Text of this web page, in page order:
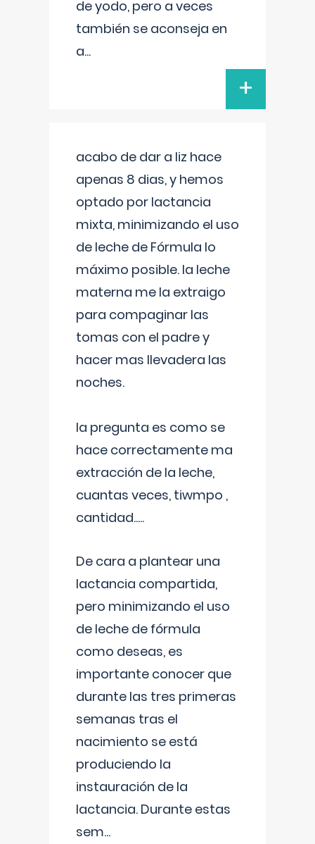
de yodo, pero a veces
también se aconseja en
a...
+
acabo de dar a liz hace
apenas 8 dias, y hemos
optado por lactancia
mixta, minimizando el uso
de leche de Fórmula lo
máximo posible. la leche
materna me la extraigo
para compaginar las
tomas con el padre y
hacer mas llevadera las
noches.
la pregunta es como se
hace correctamente ma
extracción de la leche,
cuantas veces, tiwmpo ,
cantidad.....
De cara a plantear una
lactancia compartida,
pero minimizando el uso
de leche de fórmula
como deseas, es
importante conocer que
durante las tres primeras
semanas tras el
nacimiento se está
produciendo la
instauración de la
lactancia. Durante estas
sem...